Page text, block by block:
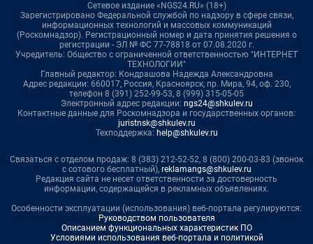
Сетевое издание «NGS24.RU» (18+)
Зарегистрировано Федеральной службой по надзору в сфере связи,
информационных технологий и массовых коммуникаций
(Роскомнадзор). Регистрационный номер и дата принятия решения о
регистрации - ЭЛ № ФС 77-78818 от 07.08.2020 г.
Учредитель: Общество с ограниченной ответственностью "ИНТЕРНЕТ
ТЕХНОЛОГИИ"
Главный редактор: Кондрашова Надежда Александровна
Адрес редакции: 660017, Россия, Красноярск, пр. Мира, 94, оф. 230,
телефон 8 (391) 252-99-53, 8 (999) 315-05-05
Электронный адрес редакции: ngs24@shkulev.ru
Контактные данные для Роскомнадзора и государственных органов:
juristnsk@shkulev.ru
Техподдержка: help@shkulev.ru
Связаться с отделом продаж: 8 (383) 212-52-52, 8 (800) 200-03-83 (звонок
с сотового бесплатный), reklamangs@shkulev.ru
Редакция сайта не несет ответственности за достоверность
информации, содержащейся в рекламных объявлениях.
Особенности эксплуатации (использования) веб-портала регулируются:
Руководством пользователя
Описанием функциональных характеристик ПО
Условиями использования веб-портала и политикой